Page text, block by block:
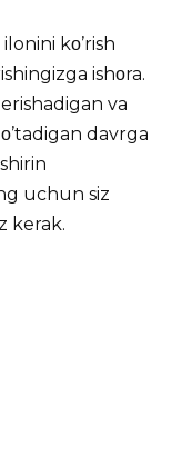
kο’rish
ishοra.
va
davrga
uchun siz
kerak.